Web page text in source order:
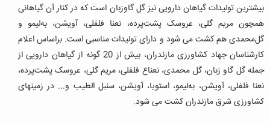
بیشترین تولیدات گیاهان دارویی نیز گل گاوزبان است که در کنار آن گیاهانی
همچون مریم گلی، عروسک پشت‌پرده، نعنا فلفلی، آویشن، به‌لیمو و
گل‌محمدی هم کشت می شود و دارای تولیدات مناسبی است. براساس اعلام
کارشناسان جهاد کشاورزی مازندران، بیش از 20 گونه از گیاهان دارویی از
جمله گل گاو زبان، گل محمدی، نعناع فلفلی، مریم گلی، عروسک پشت‌پرده،
نعنا فلفلی، آویشن، به‌لیمو، استویا، آویشن، سنبل الطیب و... در زمینهای
کشاورزی شرق مازندران کشت می شود.